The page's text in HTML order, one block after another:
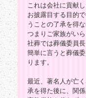
これは会社に貢献
お披露目する目的
うことの了承を得
つまりご家族がい
社葬では葬儀委員
簡単に言うと葬儀
ります。
最近、著名人が亡
承を得た後に、関